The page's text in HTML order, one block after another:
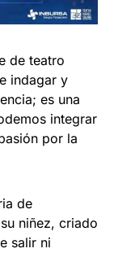
de teatro
indagar y
es una
integrar
por la
de
niñez, criado
salir ni